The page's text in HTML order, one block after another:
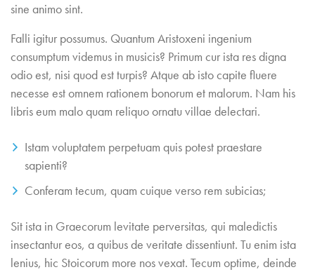
sine animo sint.
Falli igitur possumus. Quantum Aristoxeni ingenium
consumptum videmus in musicis? Primum cur ista res digna
odio est, nisi quod est turpis? Atque ab isto capite fluere
necesse est omnem rationem bonorum et malorum. Nam his
libris eum malo quam reliquo ornatu villae delectari.
Istam voluptatem perpetuam quis potest praestare
sapienti?
Conferam tecum, quam cuique verso rem subicias;
Sit ista in Graecorum levitate perversitas, qui maledictis
insectantur eos, a quibus de veritate dissentiunt. Tu enim ista
lenius, hic Stoicorum more nos vexat. Tecum optime, deinde